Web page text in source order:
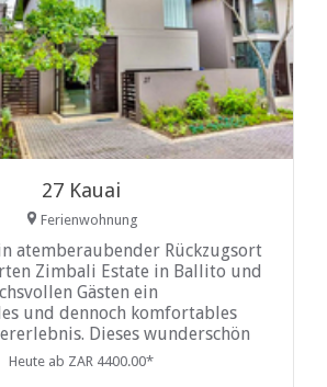
27 Kauai
Ferienwohnung
atemberaubender Rückzugsort
Zimbali Estate in Ballito und
Gästen ein
und dennoch komfortables
Dieses wunderschön
bietet eine nahtlose
Heute ab ZAR 4400.00*